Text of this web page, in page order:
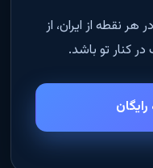
هر نقطه از ایران، از
کنار تو باشد.